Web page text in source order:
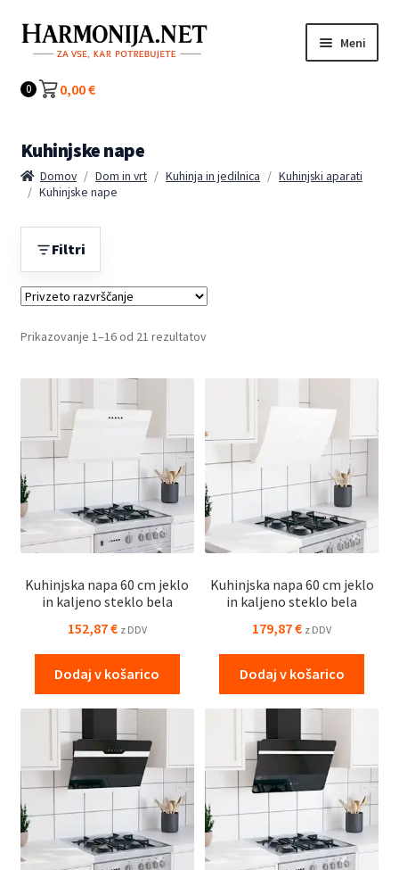
Preskoči
na
navigacijo
Preskoči
na
vsebino
Meni
0 0,00€
Kuhinjske nape
Domov / Dom in vrt / Kuhinja in jedilnica / Kuhinjski aparati
/ Kuhinjske nape
Filtri
Prikazovanje 1–16 od 21 rezultatov
Kuhinjska napa 60 cm jeklo
in kaljeno steklo bela
152,87€ z DDV
Dodaj v košarico
Kuhinjska napa 60 cm jeklo
in kaljeno steklo bela
179,87€ z DDV
Dodaj v košarico